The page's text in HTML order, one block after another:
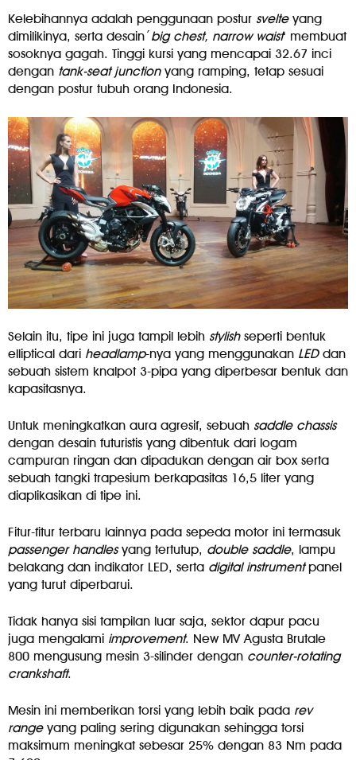
Kelebihannya adalah penggunaan postur svelteyang
dimilikinya, serta desain´big chest, narrow waist‘ membuat
sosoknya gagah. Tinggi kursi yang mencapai 32.67 inci
dengan tank-seat junctionyang ramping, tetap sesuai
dengan postur tubuh orang Indonesia.
Selain itu, tipe ini juga tampil lebih stylishseperti bentuk
elliptical dari headlamp-nya yang menggunakan LEDdan
sebuah sistem knalpot 3-pipa yang diperbesar bentuk dan
kapasitasnya.
Untuk meningkatkan aura agresif, sebuah saddle chassis
dengan desain futuristis yang dibentuk dari logam
campuran ringan dan dipadukan dengan air box serta
sebuah tangki trapesium berkapasitas 16,5 liter yang
diaplikasikan di tipe ini.
Fitur-fitur terbaru lainnya pada sepeda motor ini termasuk
passenger handlesyang tertutup, double saddle, lampu
belakang dan indikator LED, serta digital instrumentpanel
yang turut diperbarui.
Tidak hanya sisi tampilan luar saja, sektor dapur pacu
juga mengalami improvement. New MV Agusta Brutale
800 mengusung mesin 3-silinder dengan counter-rotating
crankshaft.
Mesin ini memberikan torsi yang lebih baik pada rev
rangeyang paling sering digunakan sehingga torsi
maksimum meningkat sebesar 25% dengan 83 Nm pada